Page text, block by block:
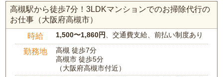
高槻駅から徒歩7分！3LDKマンションでのお掃除代行の
お仕事（大阪府高槻市）
時給 1,500〜1,860円 、交通費支給、前払い制度あり
勤務地
高槻 徒歩7分
高槻市 徒歩5分
（大阪府高槻市付近）